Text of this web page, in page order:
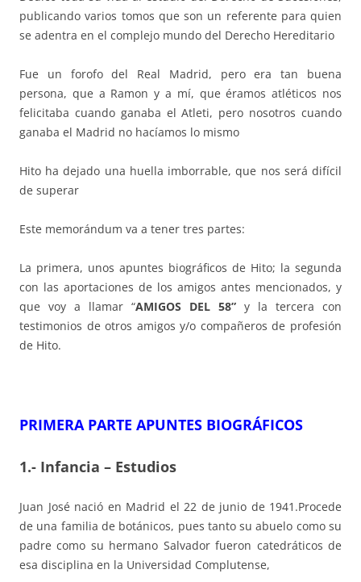
publicando varios tomos que son un referente para quien
se adentra en el complejo mundo del Derecho Hereditario
Fue un forofo del Real Madrid, pero era tan buena
persona, que a Ramon y a mí, que éramos atléticos nos
felicitaba cuando ganaba el Atleti, pero nosotros cuando
ganaba el Madrid no hacíamos lo mismo
Hito ha dejado una huella imborrable, que nos será difícil
de superar
Este memorándum va a tener tres partes:
La primera, unos apuntes biográficos de Hito; la segunda
con las aportaciones de los amigos antes mencionados, y
que voy a llamar “AMIGOS DEL 58” y la tercera con
testimonios de otros amigos y/o compañeros de profesión
de Hito.
PRIMERA PARTE APUNTES BIOGRÁFICOS
1.- Infancia – Estudios
Juan José nació en Madrid el 22 de junio de 1941.Procede
de una familia de botánicos, pues tanto su abuelo como su
padre como su hermano Salvador fueron catedráticos de
esa disciplina en la Universidad Complutense,